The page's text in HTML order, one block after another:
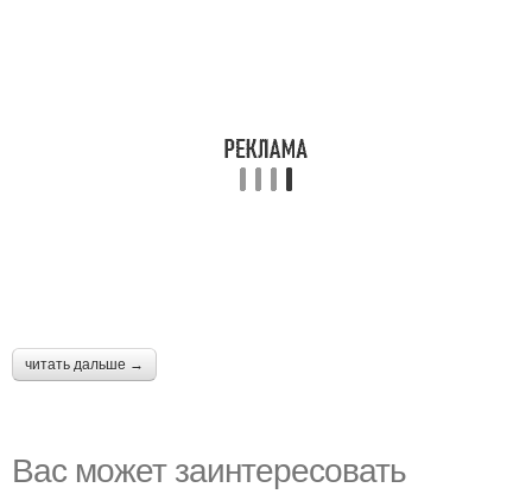
читать дальше →
Вас может заинтересовать